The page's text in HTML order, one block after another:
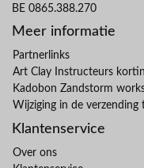
BE 0865.388.270
Meer informatie
Partnerlinks
Art Clay Instructeurs
Kadobon Zandstorm
Wijziging in de
Klantenservice
Over ons